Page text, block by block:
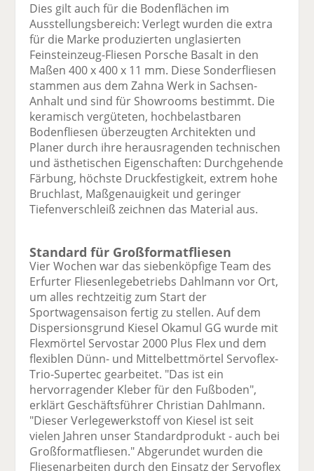
Dies gilt auch für die Bodenflächen im
Ausstellungsbereich: Verlegt wurden die extra
für die Marke produzierten unglasierten
Feinsteinzeug-Fliesen Porsche Basalt in den
Maßen 400 x 400 x 11 mm. Diese Sonderfliesen
stammen aus dem Zahna Werk in Sachsen-
Anhalt und sind für Showrooms bestimmt. Die
keramisch vergüteten, hochbelastbaren
Bodenfliesen überzeugten Architekten und
Planer durch ihre herausragenden technischen
und ästhetischen Eigenschaften: Durchgehende
Färbung, höchste Druckfestigkeit, extrem hohe
Bruchlast, Maßgenauigkeit und geringer
Tiefenverschleiß zeichnen das Material aus.
Standard für Großformatfliesen
Vier Wochen war das siebenköpfige Team des
Erfurter Fliesenlegebetriebs Dahlmann vor Ort,
um alles rechtzeitig zum Start der
Sportwagensaison fertig zu stellen. Auf dem
Dispersionsgrund Kiesel Okamul GG wurde mit
Flexmörtel Servostar 2000 Plus Flex und dem
flexiblen Dünn- und Mittelbettmörtel Servoflex-
Trio-Supertec gearbeitet. "Das ist ein
hervorragender Kleber für den Fußboden",
erklärt Geschäftsführer Christian Dahlmann.
"Dieser Verlegewerkstoff von Kiesel ist seit
vielen Jahren unser Standardprodukt - auch bei
Großformatfliesen." Abgerundet wurden die
Fliesenarbeiten durch den Einsatz der Servoflex